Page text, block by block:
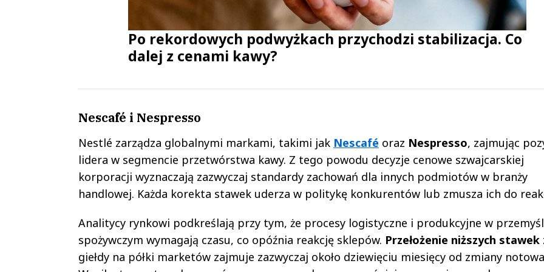
Po rekordowych podwyżkach przychodzi stabilizacja. Co
dalej z cenami kawy?
Nescafé i Nespresso
Nestlé zarządza globalnymi markami, takimi jak Nescafé oraz Nespresso, zajmując
lidera w segmencie przetwórstwa kawy. Z tego powodu decyzje cenowe szwajcarskiej
korporacji wyznaczają zazwyczaj standardy zachowań dla innych podmiotów w branży
handlowej. Każda korekta stawek uderza w politykę konkurentów lub zmusza ich do
Analitycy rynkowi podkreślają przy tym, że procesy logistyczne i produkcyjne w
spożywczym wymagają czasu, co opóźnia reakcję sklepów. Przełożenie niższych stawek
giełdy na półki marketów zajmuje zazwyczaj około dziewięciu miesięcy od zmiany